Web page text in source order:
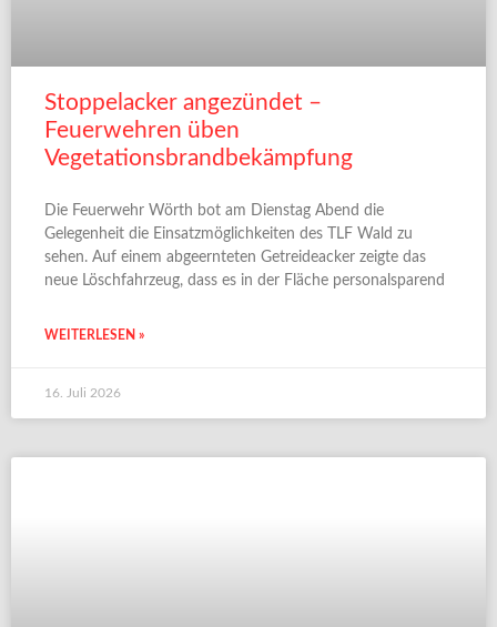
Stoppelacker angezündet –
Feuerwehren üben
Vegetationsbrandbekämpfung
Die Feuerwehr Wörth bot am Dienstag Abend die
Gelegenheit die Einsatzmöglichkeiten des TLF Wald zu
sehen. Auf einem abgeernteten Getreideacker zeigte das
neue Löschfahrzeug, dass es in der Fläche personalsparend
WEITERLESEN »
16. Juli 2026